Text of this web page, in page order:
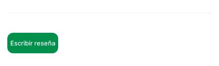
Escribir reseña